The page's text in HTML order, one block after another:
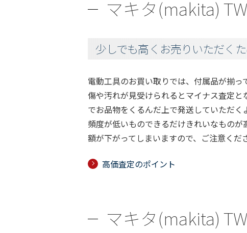
マキタ(makita)
少しでも高くお売りいただく
電動工具のお買い取りでは、付属品が揃
傷や汚れが見受けられるとマイナス査定
でお品物をくるんだ上で発送していただ
頻度が低いものできるだけきれいなもの
額が下がってしまいますので、ご注意くだ
高価査定のポイント
マキタ(makita)